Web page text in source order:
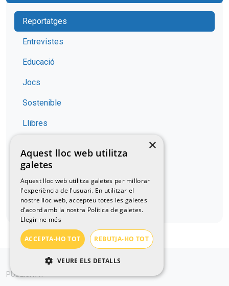
Reportatges
Entrevistes
Educació
Jocs
Sostenible
Llibres
Gastronomia
Descobrir
No t'ho perdis Catalunya
PUBLICITAT
×
Aquest lloc web utilitza
galetes
Aquest lloc web utilitza galetes per millorar
l'experiència de l'usuari. En utilitzar el
nostre lloc web, accepteu totes les galetes
d’acord amb la nostra Política de galetes.
Llegir-ne més
ACCEPTA-HO TOT REBUTJA-HO TOT
VEURE ELS DETALLS
ESTRICTAMENT NECESSÀRIES